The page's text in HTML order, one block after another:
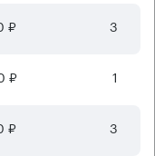
₽ 3
₽ 1
₽ 3